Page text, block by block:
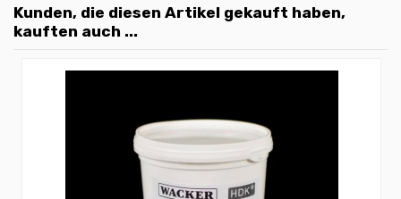
Kunden, die diesen Artikel gekauft haben,
kauften auch ...